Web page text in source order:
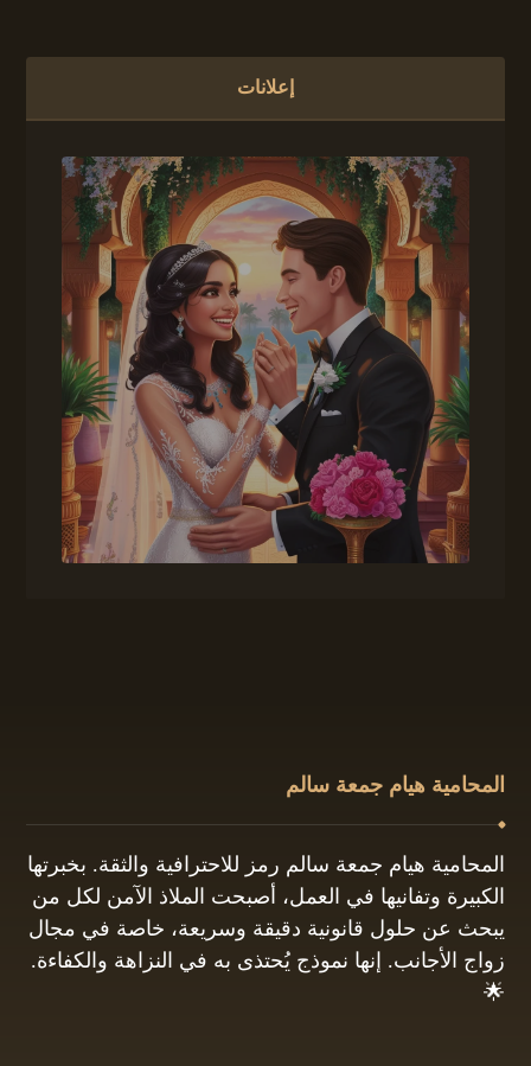
إعلانات
المحامية هيام جمعة سالم
المحامية هيام جمعة سالم رمز للاحترافية والثقة. بخبرتها
الكبيرة وتفانيها في العمل، أصبحت الملاذ الآمن لكل من
يبحث عن حلول قانونية دقيقة وسريعة، خاصة في مجال
زواج الأجانب. إنها نموذج يُحتذى به في النزاهة والكفاءة.
🌟